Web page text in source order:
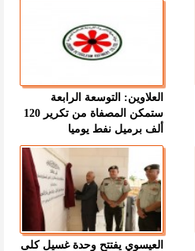
العلاوين: التوسعة الرابعة
ستمكن المصفاة من تكرير 120
ألف برميل نفط يوميا
العيسوي يفتتح وحدة غسيل كلى